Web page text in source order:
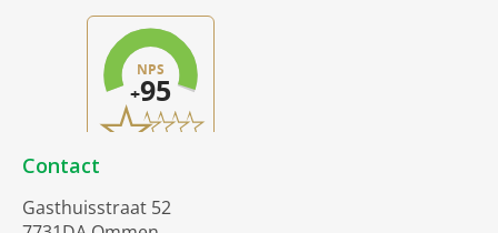
Contact
Gasthuisstraat 52